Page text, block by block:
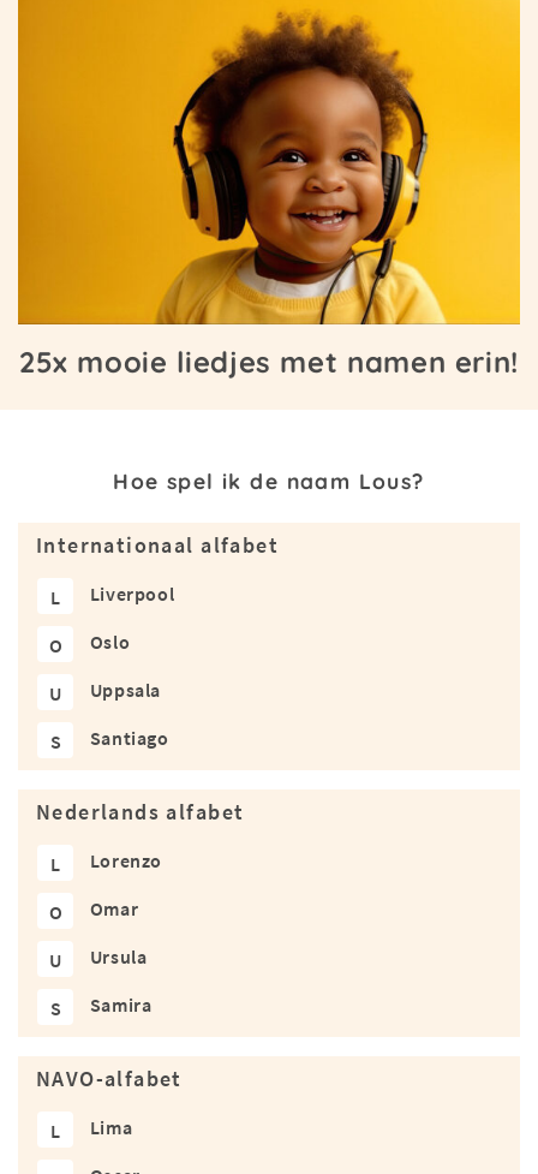
25x mooie liedjes met namen erin!
Hoe spel ik de naam Lous?
Internationaal alfabet
L Liverpool
O Oslo
U Uppsala
S Santiago
Nederlands alfabet
L Lorenzo
O Omar
U Ursula
S Samira
NAVO-alfabet
L Lima